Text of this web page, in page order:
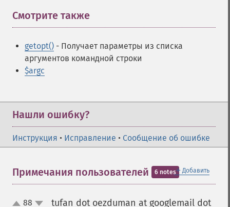
Смотрите также
getopt() - Получает параметры из списка
аргументов командной строки
$argc
Нашли ошибку?
Инструкция • Исправление • Сообщение об ошибке
＋ Добавить
Примечания пользователей 6 notes
88 tufan dot oezduman at googlemail dot